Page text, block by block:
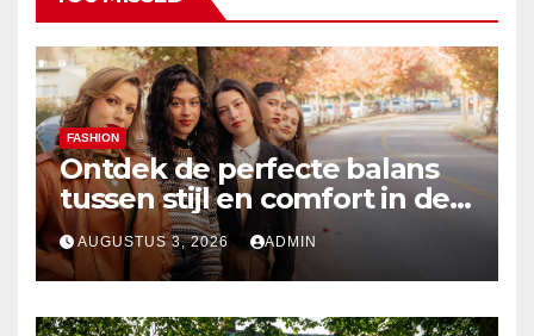
FASHION
Ontdek de perfecte balans
tussen stijl en comfort in de
nieuwste damesmode
AUGUSTUS 3, 2026 ADMIN